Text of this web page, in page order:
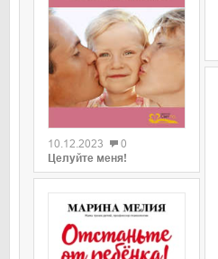
0
10.12.2023
0
Целуйте меня!